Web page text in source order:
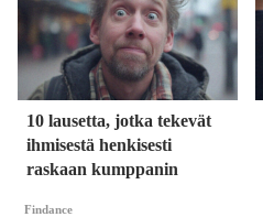
10 lausetta, jotka tekevät
ihmisestä henkisesti
raskaan kumppanin
Findance